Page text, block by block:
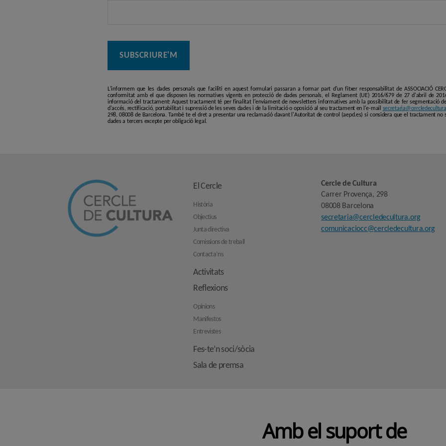
L'informem que les dades personals que faciliti en aquest formulari passaran a formar part d'un fitxer responsabilitat de ASSOCIACIÓ
conformitat amb el que disposen les normatives vigents en protecció de dades personals, el Reglament (UE) 2016/679 de 27 d'abril de
informació del tractament: Aquest tractament té per finalitat l'enviament de newsletters informatives amb la possibilitat de fer segmentació
d'accés, rectificació, portabilitat i supressió de les seves dades i de la limitació o oposició al seu tractament en l'e-mail
298, 08008 de Barcelona. També te el dret a presentar una reclamació davant l'Autoritat de control (aepd.es) si considera que el tractament
dades a tercers excepte per obligació legal.
El Cercle
Història
Objectius
Junta directiva
Comissions de treball
Contacta’ns
Activitats
Reflexions
Opinions
Manifestos
Entrevistes
Fes-te’n soci/sòcia
Sala de premsa
Cercle de Cultura
Carrer Provença, 298
08008 Barcelona
secretaria@cercledecultura.org
comunicaciocc@cercledecultura.org
Amb el suport de